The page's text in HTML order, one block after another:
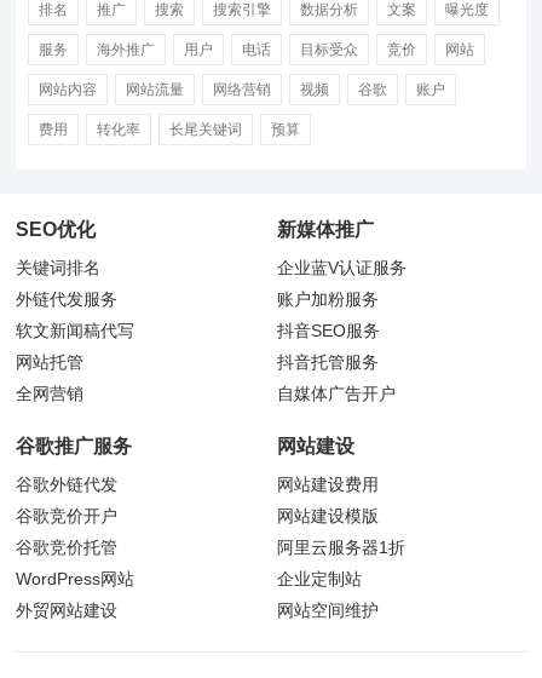
排名 推广 搜索 搜索引擎 数据分析 文案 曝光度
服务 海外推广 用户 电话 目标受众 竞价 网站
网站内容 网站流量 网络营销 视频 谷歌 账户
费用 转化率 长尾关键词 预算
SEO优化
关键词排名
外链代发服务
软文新闻稿代写
网站托管
全网营销
新媒体推广
企业蓝V认证服务
账户加粉服务
抖音SEO服务
抖音托管服务
自媒体广告开户
谷歌推广服务
谷歌外链代发
谷歌竞价开户
谷歌竞价托管
WordPress网站
外贸网站建设
网站建设
网站建设费用
网站建设模版
阿里云服务器1折
企业定制站
网站空间维护